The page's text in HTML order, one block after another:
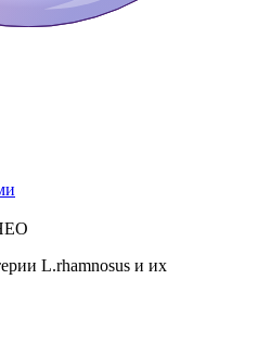
L.rhamnosus и их